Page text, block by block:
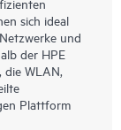
sich ideal
und
der HPE
WLAN,
Plattform